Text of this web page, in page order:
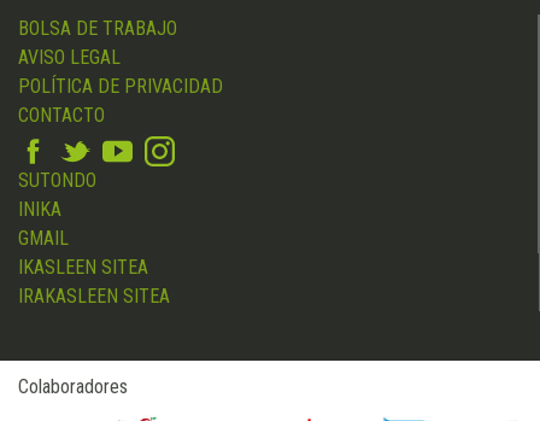
BOLSA DE TRABAJO
AVISO LEGAL
POLÍTICA DE PRIVACIDAD
CONTACTO
SUTONDO
INIKA
GMAIL
IKASLEEN SITEA
IRAKASLEEN SITEA
Colaboradores